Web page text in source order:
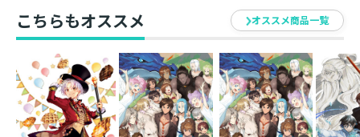
イする～
る～
こちらもオススメ オススメ商品一覧